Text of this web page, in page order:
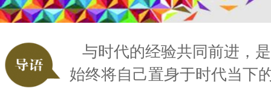
与时代的经验共同前进，
始终将自己置身于时代当下